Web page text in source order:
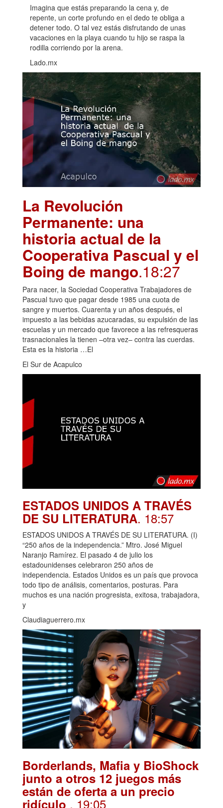
Imagina que estás preparando la cena y, de
repente, un corte profundo en el dedo te obliga a
detener todo. O tal vez estás disfrutando de unas
vacaciones en la playa cuando tu hijo se raspa la
rodilla corriendo por la arena.
Lado.mx
La Revolución
Permanente: una
historia actual de la
Cooperativa Pascual y el
Boing de mango.18:27
Para nacer, la Sociedad Cooperativa Trabajadores de
Pascual tuvo que pagar desde 1985 una cuota de
sangre y muertos. Cuarenta y un años después, el
impuesto a las bebidas azucaradas, su expulsión de las
escuelas y un mercado que favorece a las refresqueras
trasnacionales la tienen –otra vez– contra las cuerdas.
Esta es la historia …El
El Sur de Acapulco
ESTADOS UNIDOS A TRAVÉS
DE SU LITERATURA. 18:57
ESTADOS UNIDOS A TRAVÉS DE SU LITERATURA. (I)
“250 años de la independencia.” Mtro. José Miguel
Naranjo Ramírez. El pasado 4 de julio los
estadounidenses celebraron 250 años de
independencia. Estados Unidos es un país que provoca
todo tipo de análisis, comentarios, posturas. Para
muchos es una nación progresista, exitosa, trabajadora,
y
Claudiaguerrero.mx
Borderlands, Mafia y BioShock
junto a otros 12 juegos más
están de oferta a un precio
ridículo . 19:05